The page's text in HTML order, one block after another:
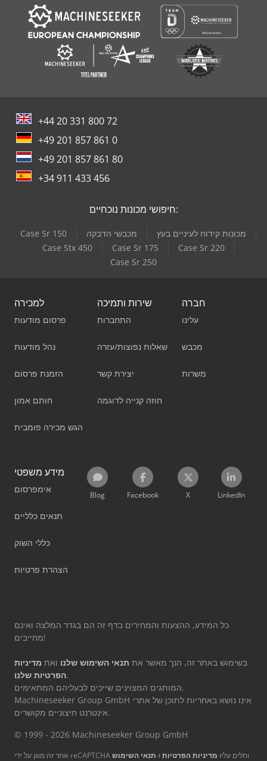
+44 20 331 800 72
+49 201 857 861 0
+49 201 857 861 80
+34 911 433 456
חיפושי מכונות נוכחיים:
Case Sr 150 מכבשי הדבקה
מכונות קידוח לעיניים בעץ
Case Stx 450
Case Sr 175
Case Sr 220
Case Sr 250
למכירה
פרסום מודעות
נהל מודעות
הזמנת פרסום
חותם אמון
הגש מכירה פומבית
שירות ותמיכה
התחברות
שאלות נפוצות/עזרה
יצירת קשר
חוזה קנייה לדוגמה
חברה
עלינו
מכבש
משרות
מידע משפטי
אימפרסום
תנאים כלליים
כללי השוק
הצהרת פרטיות
Blog Facebook X LinkedIn
כל המידע, ההצעות והמחירים בדף זה הם בגדר המלצה ואינם
מחייבים!
בשימוש באתר זה, הנך מאשר את תנאי השימוש שלנו ואת מדיניות
הפרטיות שלנו.
המותגים המצוינים שייכים לבעליהם המתאימים.
Machineseeker Group GmbH אינו נושא באחריות לתוכן של אתרי
אינטרנט חיצוניים מקושרים.
© 1999 - 2026 Machineseeker Group GmbH
אתר זה מוגן על ידי reCAPTCHA וחלים עליו מדיניות הפרטיות ו-תנאי השימוש